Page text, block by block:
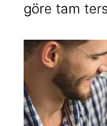
göre tam